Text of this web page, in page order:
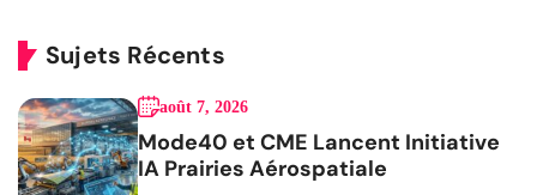
Sujets Récents
août 7, 2026
Mode40 et CME Lancent Initiative
IA Prairies Aérospatiale